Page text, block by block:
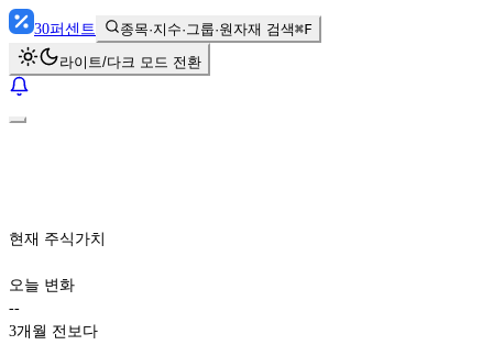
30퍼센트 종목·지수·그룹·원자재 검색⌘F
라이트/다크 모드 전환
현재 주식가치
오늘 변화
--
3개월 전보다